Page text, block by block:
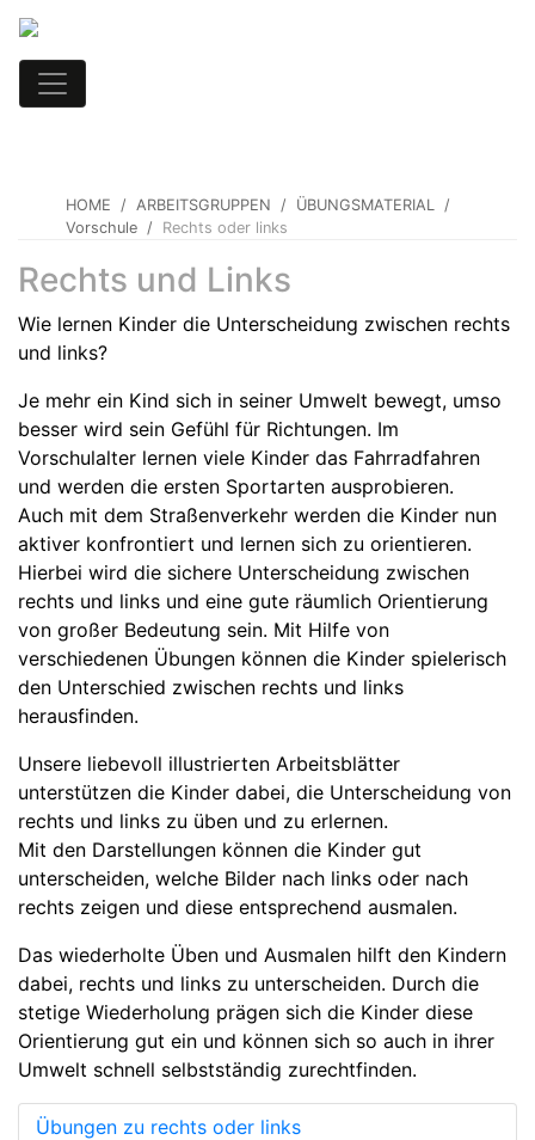
HOME ARBEITSGRUPPEN
ÜBUNGSMATERIAL
Vorschule
Rechts oder links
Rechts und Links
Wie lernen Kinder die Unterscheidung zwischen rechts
und links?
Je mehr ein Kind sich in seiner Umwelt bewegt, umso
besser wird sein Gefühl für Richtungen. Im
Vorschulalter lernen viele Kinder das Fahrradfahren
und werden die ersten Sportarten ausprobieren.
Auch mit dem Straßenverkehr werden die Kinder nun
aktiver konfrontiert und lernen sich zu orientieren.
Hierbei wird die sichere Unterscheidung zwischen
rechts und links und eine gute räumlich Orientierung
von großer Bedeutung sein. Mit Hilfe von
verschiedenen Übungen können die Kinder spielerisch
den Unterschied zwischen rechts und links
herausfinden.
Unsere liebevoll illustrierten Arbeitsblätter
unterstützen die Kinder dabei, die Unterscheidung von
rechts und links zu üben und zu erlernen.
Mit den Darstellungen können die Kinder gut
unterscheiden, welche Bilder nach links oder nach
rechts zeigen und diese entsprechend ausmalen.
Das wiederholte Üben und Ausmalen hilft den Kindern
dabei, rechts und links zu unterscheiden. Durch die
stetige Wiederholung prägen sich die Kinder diese
Orientierung gut ein und können sich so auch in ihrer
Umwelt schnell selbstständig zurechtfinden.
Übungen zu rechts oder links